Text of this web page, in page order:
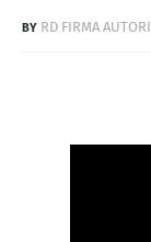
RD FIRMA